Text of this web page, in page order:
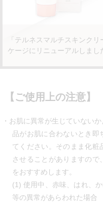
「テルネスマルチスキンク
ケージにリニューアルしまし
【ご使用上の注意】
お肌に異常が生じていない
品がお肌に合わないとき即
てください。そのまま化粧
させることがありますので
をおすすめします。
(1) 使用中、赤味、はれ、
等の異常があらわれた場合